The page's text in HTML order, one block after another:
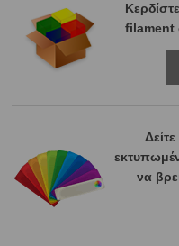
filament
να